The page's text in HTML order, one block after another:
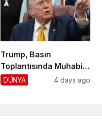
Trump, Basın
Toplantısında Muhabiri
Fena Yerden Aldı
DÜNYA 4 days ago